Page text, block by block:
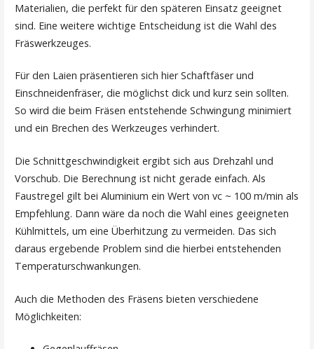
Materialien, die perfekt für den späteren Einsatz geeignet
sind. Eine weitere wichtige Entscheidung ist die Wahl des
Fräswerkzeuges.
Für den Laien präsentieren sich hier Schaftfäser und
Einschneidenfräser, die möglichst dick und kurz sein sollten.
So wird die beim Fräsen entstehende Schwingung minimiert
und ein Brechen des Werkzeuges verhindert.
Die Schnittgeschwindigkeit ergibt sich aus Drehzahl und
Vorschub. Die Berechnung ist nicht gerade einfach. Als
Faustregel gilt bei Aluminium ein Wert von vc ~ 100 m/min als
Empfehlung. Dann wäre da noch die Wahl eines geeigneten
Kühlmittels, um eine Überhitzung zu vermeiden. Das sich
daraus ergebende Problem sind die hierbei entstehenden
Temperaturschwankungen.
Auch die Methoden des Fräsens bieten verschiedene
Möglichkeiten: